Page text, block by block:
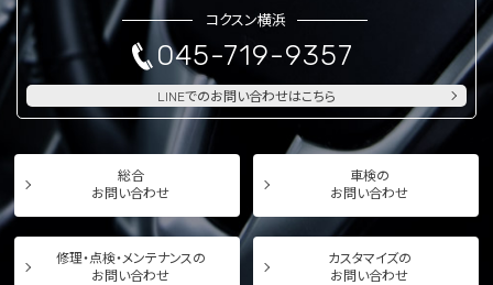
コクスン横浜
045-719-9357
LINEでのお問い合わせはこちら
総合
お問い合わせ
車検の
お問い合わせ
修理・点検・メンテナンスの
お問い合わせ
カスタマイズの
お問い合わせ